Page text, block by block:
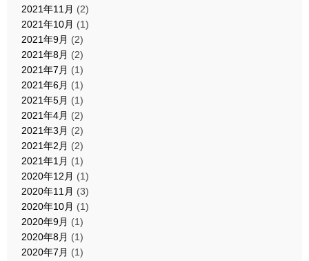
2021年11月 (2)
2021年10月 (1)
2021年9月 (2)
2021年8月 (2)
2021年7月 (1)
2021年6月 (1)
2021年5月 (1)
2021年4月 (2)
2021年3月 (2)
2021年2月 (2)
2021年1月 (1)
2020年12月 (1)
2020年11月 (3)
2020年10月 (1)
2020年9月 (1)
2020年8月 (1)
2020年7月 (1)